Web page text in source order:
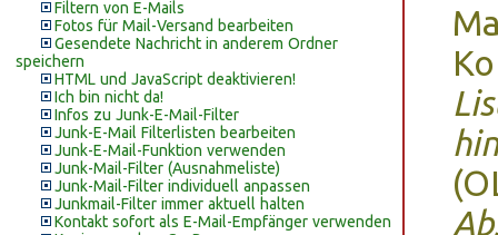
Filtern von E-Mails
Fotos für Mail-Versand bearbeiten
Gesendete Nachricht in anderem Ordner
speichern
HTML und JavaScript deaktivieren!
Ich bin nicht da!
Infos zu Junk-E-Mail-Filter
Junk-E-Mail Filterlisten bearbeiten
Junk-E-Mail-Funktion verwenden
Junk-Mail-Filter (Ausnahmeliste)
Junk-Mail-Filter individuell anpassen
Junkmail-Filter immer aktuell halten
Kontakt sofort als E-Mail-Empfänger verwenden